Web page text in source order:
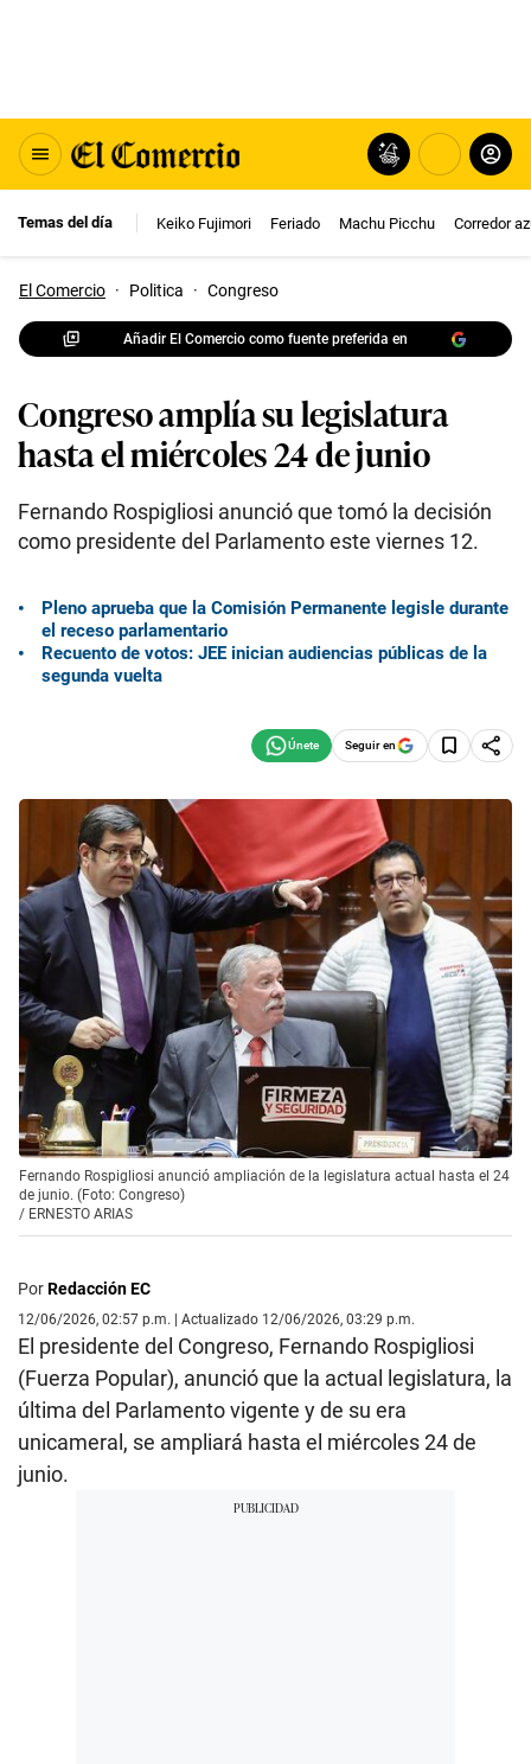
Temas del día Keiko Fujimori Feriado Machu Picchu Corredor
El Comercio · Politica · Congreso
Añadir El Comercio como fuente preferida en
Congreso amplía su legislatura
hasta el miércoles 24 de junio
Fernando Rospigliosi anunció que tomó la decisión
como presidente del Parlamento este viernes 12.
Pleno aprueba que la Comisión Permanente legisle durante
el receso parlamentario
Recuento de votos: JEE inician audiencias públicas de la
segunda vuelta
Seguir en
Fernando Rospigliosi anunció ampliación de la legislatura actual hasta el 24
de junio. (Foto: Congreso)
/ ERNESTO ARIAS
PorRedacción EC
12/06/2026, 02:57 p.m. | Actualizado 12/06/2026, 03:29 p.m.
El presidente del Congreso, Fernando Rospigliosi
(Fuerza Popular), anunció que la actual legislatura, la
última del Parlamento vigente y de su era
unicameral, se ampliará hasta el miércoles 24 de
junio.